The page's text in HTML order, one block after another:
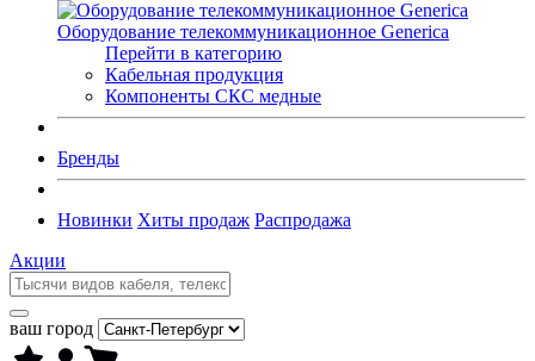
Оборудование телекоммуникационное Generica
Перейти в категорию
Кабельная продукция
Компоненты СКС медные
Бренды
Новинки Хиты продаж Распродажа
Акции
ваш город